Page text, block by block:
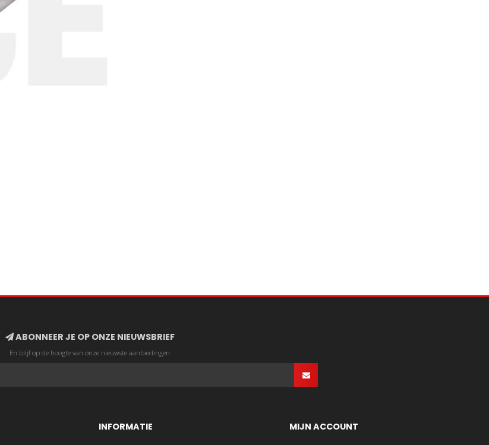
ABONNEER JE OP ONZE NIEUWSBRIEF
En blijf op de hoogte van onze nieuwste aanbiedingen
INFORMATIE MIJN ACCOUNT